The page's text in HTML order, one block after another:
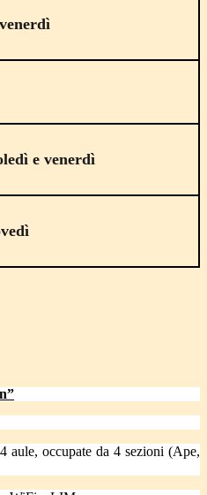
e venerdì
aule, occupate da 4 sezioni (Ape,